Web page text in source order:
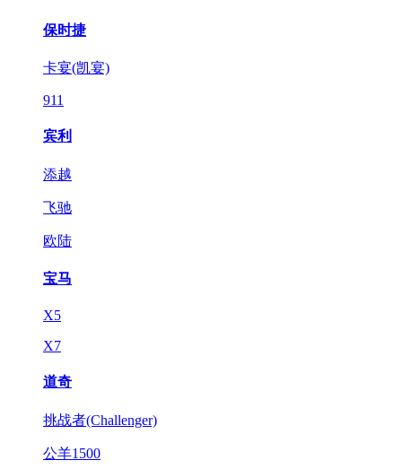
保时捷
卡宴(凯宴)
911
宾利
添越
飞驰
欧陆
宝马
X5
X7
道奇
挑战者(Challenger)
公羊1500